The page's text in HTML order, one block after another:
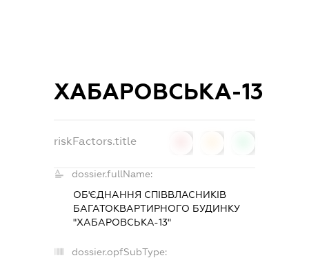
ХАБАРОВСЬКА-13
riskFactors.title
dossier.fullName:
ОБ'ЄДНАННЯ СПІВВЛАСНИКІВ
БАГАТОКВАРТИРНОГО БУДИНКУ
"ХАБАРОВСЬКА-13"
dossier.opfSubType: